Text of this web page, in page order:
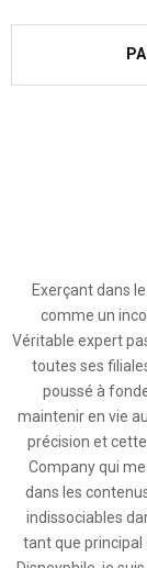
Exerçant dans
comme un
Véritable expert
toutes ses
poussé à
maintenir en vie
précision et
Company qui
dans les
indissociables
tant que principal